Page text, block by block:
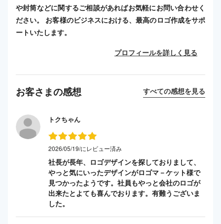
や封筒などに関するご相談があればお気軽にお問い合わせく
ださい。 お客様のビジネスにおける、最高のロゴ作成をサポ
ートいたします。
プロフィールを詳しく見る
お客さまの感想 すべての感想を見る
トクちゃん
2026/05/19/にレビュー済み
社長が長年、ロゴデザインを探しておりまして、
やっと気にいったデザインがロゴマ－ケット様で
見つかったようです。社員もやっと会社のロゴが
出来たとよても喜んでおります。有難うございま
した。